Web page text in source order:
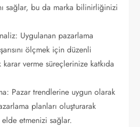
sağlar, bu da marka bilinirliğinizi
Uygulanan pazarlama
ölçmek için düzenli
verme süreçlerinize katkıda
Pazar trendlerine uygun olarak
planları oluşturarak
elde etmenizi sağlar.